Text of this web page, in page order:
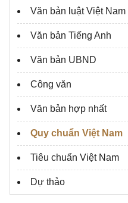
Văn bản luật Việt Nam
Văn bản Tiếng Anh
Văn bản UBND
Công văn
Văn bản hợp nhất
Quy chuẩn Việt Nam
Tiêu chuẩn Việt Nam
Dự thảo